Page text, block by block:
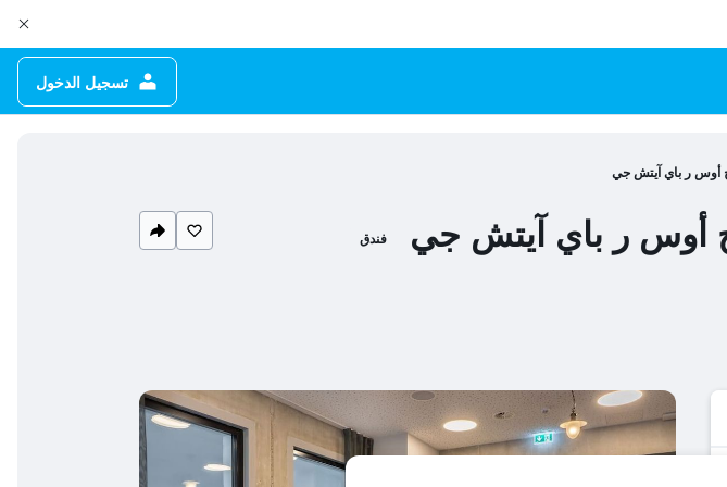
تسجيل الدخول
أوس ر باي آيتش جي
أوس ر باي آيتش جي فندق